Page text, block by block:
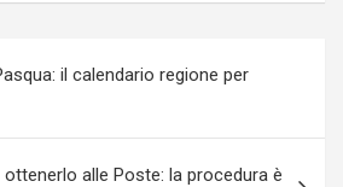
il calendario regione per
alle Poste: la procedura è